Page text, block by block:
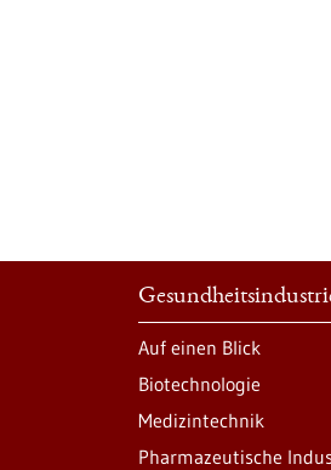
Auf einen Blick
Biotechnologie
Medizintechnik
Pharmazeutische